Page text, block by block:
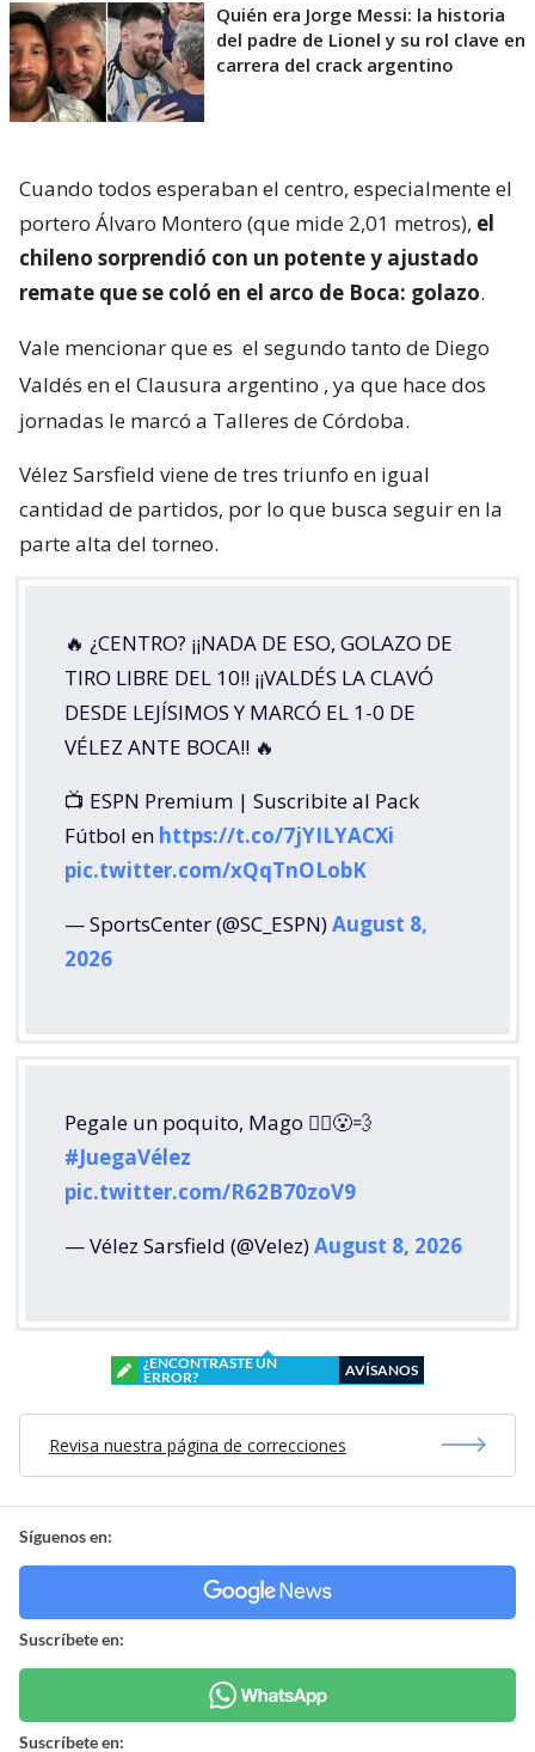
Quién era Jorge Messi: la historia
del padre de Lionel y su rol clave en
carrera del crack argentino
Cuando todos esperaban el centro, especialmente el
portero Álvaro Montero (que mide 2,01 metros), el
chileno sorprendió con un potente y ajustado
remate que se coló en el arco de Boca: golazo.
Vale mencionar que es el segundo tanto de Diego
Valdés en el Clausura argentino , ya que hace dos
jornadas le marcó a Talleres de Córdoba.
Vélez Sarsfield viene de tres triunfo en igual
cantidad de partidos, por lo que busca seguir en la
parte alta del torneo.
🔥 ¿CENTRO? ¡¡NADA DE ESO, GOLAZO DE
TIRO LIBRE DEL 10!! ¡¡VALDÉS LA CLAVÓ
DESDE LEJÍSIMOS Y MARCÓ EL 1-0 DE
VÉLEZ ANTE BOCA!! 🔥
📺 ESPN Premium | Suscribite al Pack
Fútbol en https://t.co/7jYILYACXi
pic.twitter.com/xQqTnOLobK
— SportsCenter (@SC_ESPN)August 8,
2026
Pegale un poquito, Mago 🧙‍♂️😮‍💨
#JuegaVélez
pic.twitter.com/R62B70zoV9
— Vélez Sarsfield (@Velez)August 8, 2026
¿ENCONTRASTE UN
ERROR?
AVÍSANOS
Revisa nuestra página de correcciones
Síguenos en:
Suscríbete en:
Suscríbete en: